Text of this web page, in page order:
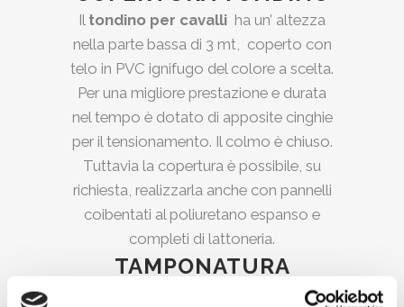
Il tondino per cavalli ha un’ altezza
nella parte bassa di 3 mt, coperto con
telo in PVC ignifugo del colore a scelta.
Per una migliore prestazione e durata
nel tempo è dotato di apposite cinghie
per il tensionamento. Il colmo è chiuso.
Tuttavia la copertura è possibile, su
richiesta, realizzarla anche con pannelli
coibentati al poliuretano espanso e
completi di lattoneria.
TAMPONATURA